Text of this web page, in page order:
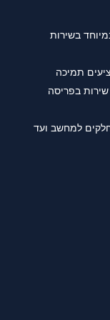
בשירות
תמיכה
בפריסה
למחשב ועד